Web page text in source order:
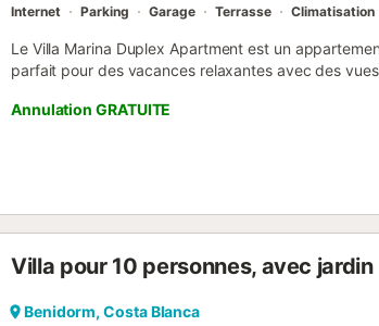
Internet Parking Garage Terrasse Climatisation
Le Villa Marina Duplex Apartment est un
parfait pour des vacances relaxantes avec des
avec baignoire et l'autre avec toilettes à l'étage
séjour. Le logement est entièrement équipé,
température parfaite à tout moment de l'année. Il
télévision et d'une cuisine séparée entièrement
linge, un lave-vaisselle, un micro-ondes, une
panoramique imprenable sur la mer, d'une place de
pied de la plage de Levante. L'emplacement est
Annulation GRATUITE
Villa pour 10 personnes, avec jardin
Benidorm, Costa Blanca